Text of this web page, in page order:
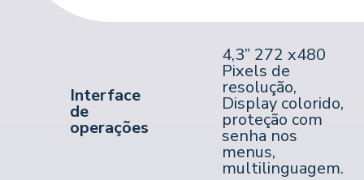
Interface
de
operações
4,3” 272 x480
Pixels de
resolução,
Display colorido,
proteção com
senha nos
menus,
multilinguagem.